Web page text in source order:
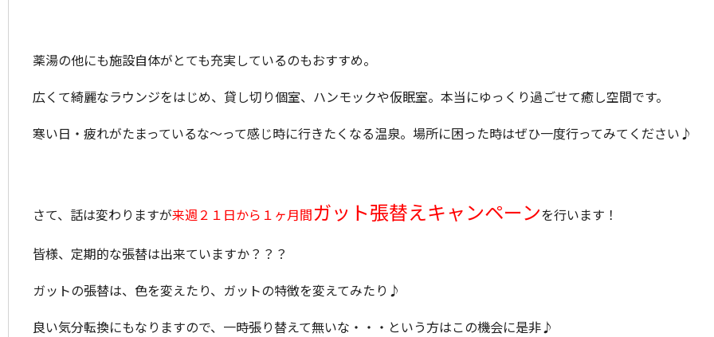
薬湯の他にも施設自体がとても充実しているのもおすすめ。
広くて綺麗なラウンジをはじめ、貸し切り個室、ハンモックや仮眠室。本当にゆっくり過ごせて癒し空間です。
寒い日・疲れがたまっているな～って感じ時に行きたくなる温泉。場所に困った時はぜひ一度行ってみてください♪
さて、話は変わりますが来週２１日から１ヶ月間ガット張替えキャンペーンを行います！
皆様、定期的な張替は出来ていますか？？？
ガットの張替は、色を変えたり、ガットの特徴を変えてみたり♪
良い気分転換にもなりますので、一時張り替えて無いな・・・という方はこの機会に是非♪